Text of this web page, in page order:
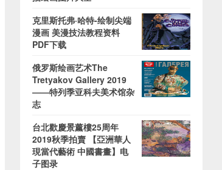
克里斯托弗·哈特-绘制尖端
漫画 美漫技法教程资料
PDF下载
俄罗斯绘画艺术The
Tretyakov Gallery 2019
——特列季亚科夫美术馆杂
志
台北歡慶景薰樓25周年
2019秋季拍賣 【亞洲華人
現當代藝術 中國書畫】电
子图录